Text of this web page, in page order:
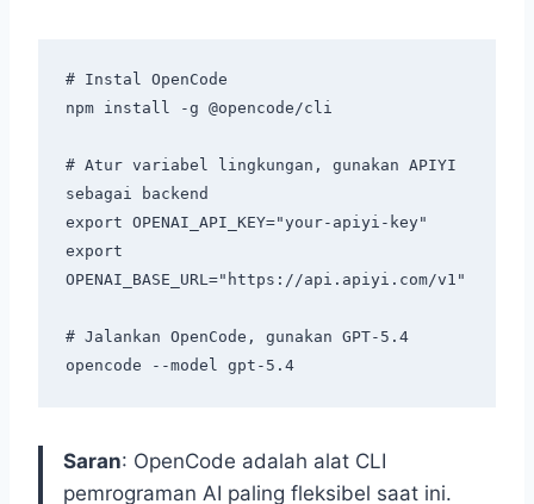
# Instal OpenCode
npm install -g @opencode/cli
# Atur variabel lingkungan, gunakan APIYI
sebagai backend
export OPENAI_API_KEY="your-apiyi-key"
export
OPENAI_BASE_URL="https://api.apiyi.com/v1"
# Jalankan OpenCode, gunakan GPT-5.4
opencode --model gpt-5.4
Saran: OpenCode adalah alat CLI
pemrograman AI paling fleksibel saat ini.